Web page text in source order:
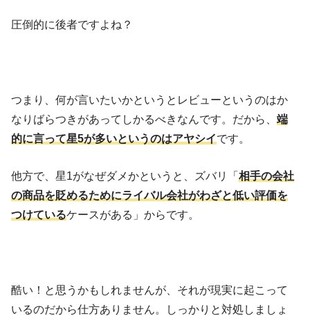
圧倒的に後者ですよね？
つまり、何が言いたいかというとレビューというのはか
なりばらつきがあってしかるべきなんです。だから、端
的に言って星5が多いというのはアヤシイです。
他方で、星1がなぜダメかというと、ズバリ「相手の会社
の商品を貶めるためにライバル会社がわざと低い評価を
つけているケースがある」からです。
酷い！と思うかもしれませんが、それが現実に起こって
いるのだから仕方ありません。しっかりと対処しましょ